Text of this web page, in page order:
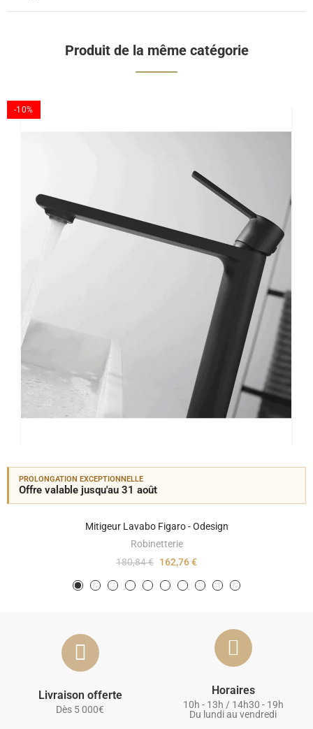
Produit de la même catégorie
-10%
PROLONGATION EXCEPTIONNELLE
Offre valable jusqu'au 31 août
Mitigeur Lavabo Figaro - Odesign
Robinetterie
180,84 € 162,76 €
Livraison offerte
Dès 5 000€
Horaires
10h - 13h / 14h30 - 19h
Du lundi au vendredi